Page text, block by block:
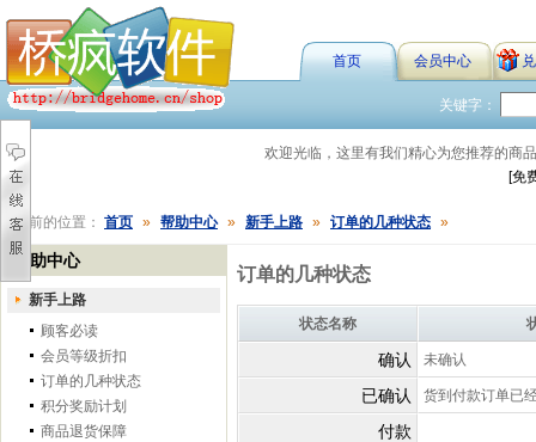
首页 会员中心
关键字：
欢迎光临，这里有我们精心为您推荐的
[免
您当前的位置： 首页 » 帮助中心 » 新手上路 » 订单的几种状态 »
帮助中心
新手上路
顾客必读
会员等级折扣
订单的几种状态
积分奖励计划
商品退货保障
订单的几种状态
状态名称
确认 未确认
已确认 货到付款订单已
付款